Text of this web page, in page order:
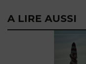
A LIRE AUSSI